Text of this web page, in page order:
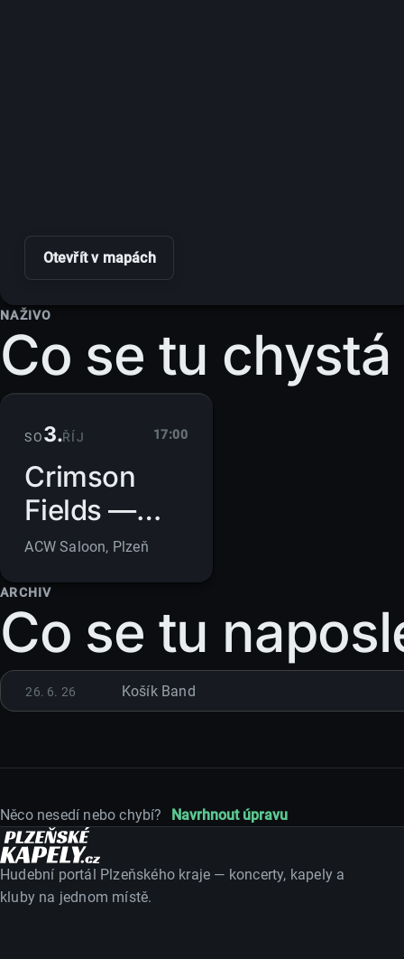
Otevřít v mapách
NAŽIVO
Co se tu chystá
SO3.ŘÍJ 17:00
Crimson
Fields —
ACW
Saloon
ACW Saloon, Plzeň
ARCHIV
Co se tu
26. 6. 26 Košík Band
Něco nesedí nebo chybí? Navrhnout úpravu
Hudební portál Plzeňského kraje — koncerty, kapely a
kluby na jednom místě.